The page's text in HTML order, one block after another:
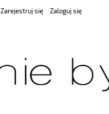
Zarejestruj się Zaloguj się